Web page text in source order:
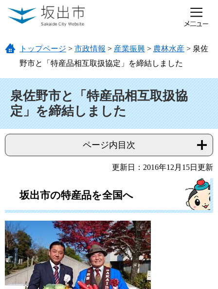
ページの先頭です。
メニューを飛ばして本文へ
トップページ > 市政情報 > 産業振興 > 農林水産 > 泉佐
野市と「特産品相互取扱協定」を締結しました
泉佐野市と「特産品相互取扱協
定」を締結しました
ページ内目次
更新日：2016年12月15日更新
坂出市の特産品を全国へ